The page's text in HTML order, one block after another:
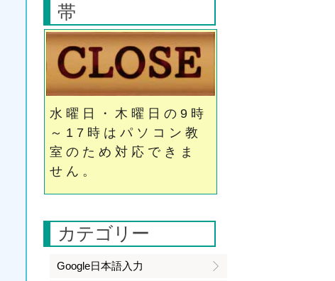
帯
水曜日・木曜日の9時
～17時はパソコン教
室のため対応できま
せん。
カテゴリー
Google日本語入力